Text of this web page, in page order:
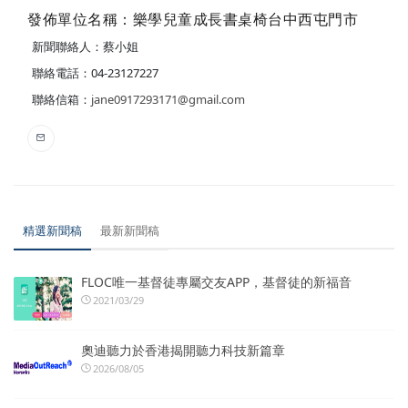
發佈單位名稱：樂學兒童成長書桌椅台中西屯門市
新聞聯絡人：蔡小姐
聯絡電話：04-23127227
聯絡信箱： jane0917293171@gmail.com
精選新聞稿 最新新聞稿
FLOC唯一基督徒專屬交友APP，基督徒的新福音
2021/03/29
奧迪聽力於香港揭開聽力科技新篇章
2026/08/05